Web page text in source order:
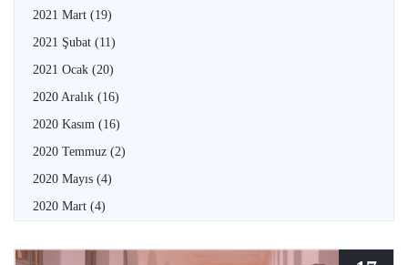
2021 Mart (19)
2021 Şubat (11)
2021 Ocak (20)
2020 Aralık (16)
2020 Kasım (16)
2020 Temmuz (2)
2020 Mayıs (4)
2020 Mart (4)